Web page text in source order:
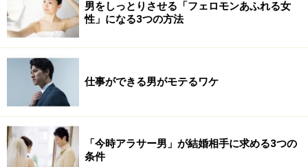
男をしっとりさせる「フェロモンあふれる女
性」になる3つの方法
仕事ができる男がモテるワケ
「今時アラサー男」が結婚相手に求める3つの
条件